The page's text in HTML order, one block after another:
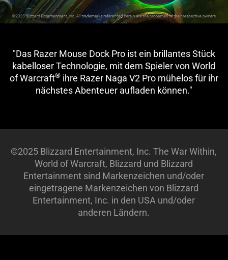
"Das Razer Mouse Dock Pro ist ein brillantes Stück
kabelloser Technologie, mit dem Spieler von World
of Warcraft®ihre Razer Naga V2 Pro mühelos für ihr
nächstes Abenteuer aufladen können."
©2025 Blizzard Entertainment, Inc. The War Within,
World of Warcraft, Blizzard und Blizzard
Entertainment sind Markenzeichen und/oder
eingetragene Markenzeichen von Blizzard
Entertainment, Inc. in den USA und/oder
anderen Ländern.